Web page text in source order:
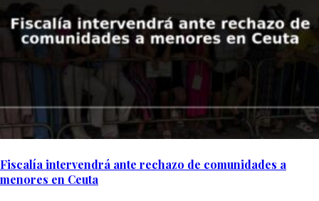
Fiscalía intervendrá ante rechazo de comunidades a
menores en Ceuta